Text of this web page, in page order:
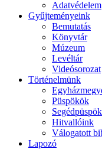
Adatvédelem
Gyűjteményeink
Bemutatás
Könyvtár
Múzeum
Levéltár
Videósorozat
Történelmünk
Püspökök
Hitvallóink
Válogatott
Lapozó